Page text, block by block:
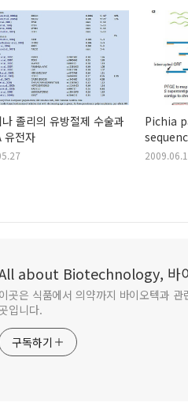
졸리의 유방절제 수술과
유전자
Pichia
about Biotechnology, 바
이곳은 식품에서 의약까지 바이오텍과
입니다.
구독하기